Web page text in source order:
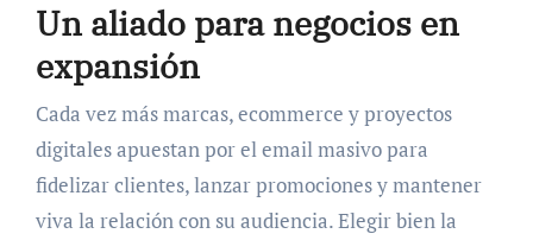
Un aliado para negocios en
expansión
Cada vez más marcas, ecommerce y proyectos
digitales apuestan por el email masivo para
fidelizar clientes, lanzar promociones y mantener
viva la relación con su audiencia. Elegir bien la